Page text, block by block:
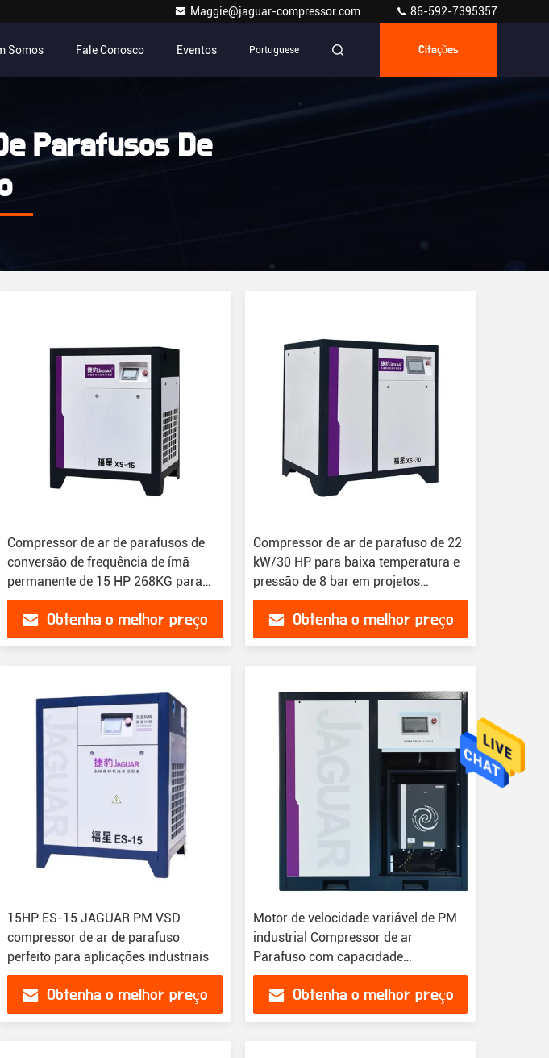
Maggie@jaguar-compressor.com 86-592-7395357
Somos Fale Conosco Eventos Portuguese Citações
Parafusos De
Compressor de ar de parafusos de
conversão de frequência de ímã
permanente de 15 HP 268KG para
desempenho
Obtenha o melhor preço
Compressor de ar de parafuso de 22
kW/30 HP para baixa temperatura e
pressão de 8 bar em projetos
pequenos
Obtenha o melhor preço
15HP ES-15 JAGUAR PM VSD
compressor de ar de parafuso
perfeito para aplicações industriais
Obtenha o melhor preço
Motor de velocidade variável de PM
industrial Compressor de ar
Parafuso com capacidade
380v/3ph/50hz
Obtenha o melhor preço